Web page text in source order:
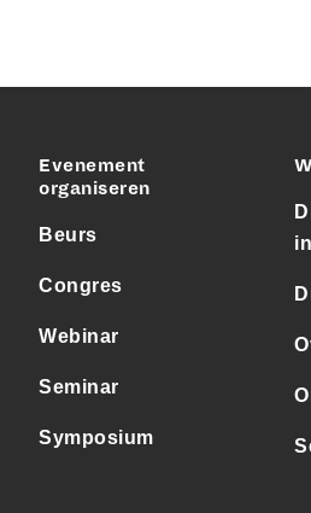
Evenement
organiseren
Beurs
Congres
Webinar
Seminar
Symposium